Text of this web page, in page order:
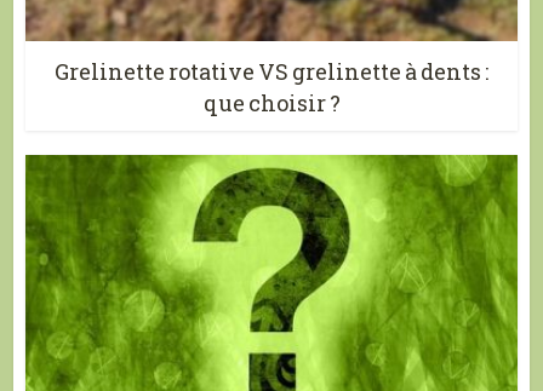
Grelinette rotative VS grelinette à dents :
que choisir ?